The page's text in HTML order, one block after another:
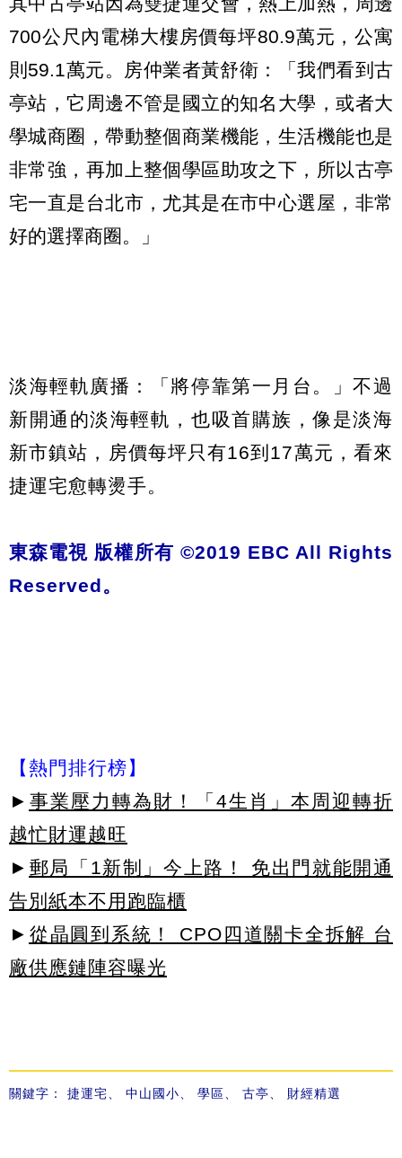
700公尺內電梯大樓房價每坪80.9萬元，公寓
則59.1萬元。房仲業者黃舒衛：「我們看到古
亭站，它周邊不管是國立的知名大學，或者大
學城商圈，帶動整個商業機能，生活機能也是
非常強，再加上整個學區助攻之下，所以古亭
宅一直是台北市，尤其是在市中心選屋，非常
好的選擇商圈。」
淡海輕軌廣播：「將停靠第一月台。」不過
新開通的淡海輕軌，也吸首購族，像是淡海
新市鎮站，房價每坪只有16到17萬元，看來
捷運宅愈轉燙手。
東森電視 版權所有 ©2019 EBC All Rights
Reserved。
【熱門排行榜】
► 事業壓力轉為財！「4生肖」本周迎轉折
越忙財運越旺
► 郵局「1新制」今上路！ 免出門就能開通
告別紙本不用跑臨櫃
► 從晶圓到系統！ CPO四道關卡全拆解 台
廠供應鏈陣容曝光
關鍵字： 捷運宅 中山國小 學區 古亭 財經精選